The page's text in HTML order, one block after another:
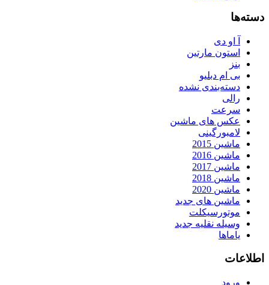
دسته‌ها
آ او دی
استون مارتین
بنز
بی ام دبلیو
دسته‌بندی نشده
رالی
سرعت
عکس های ماشین
لامبورگینی
ماشین 2015
ماشین 2016
ماشین 2017
ماشین 2018
ماشین 2020
ماشین های جدید
موتورسیکلت
وسیله نقلیه جدید
یاماها
اطلاعات
ورود